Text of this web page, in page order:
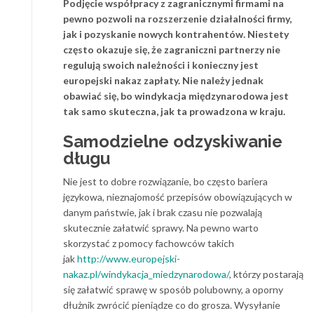
Podjęcie współpracy z zagranicznymi firmami na
pewno pozwoli na rozszerzenie działalności firmy,
jak i pozyskanie nowych kontrahentów. Niestety
często okazuje się, że zagraniczni partnerzy nie
regulują swoich należności i konieczny jest
europejski nakaz zapłaty. Nie należy jednak
obawiać się, bo windykacja międzynarodowa jest
tak samo skuteczna, jak ta prowadzona w kraju.
Samodzielne odzyskiwanie
długu
Nie jest to dobre rozwiązanie, bo często bariera
językowa, nieznajomość przepisów obowiązujących w
danym państwie, jak i brak czasu nie pozwalają
skutecznie załatwić sprawy. Na pewno warto
skorzystać z pomocy fachowców takich
jakhttp://www.europejski-
nakaz.pl/windykacja_miedzynarodowa/, którzy postarają
się załatwić sprawę w sposób polubowny, a oporny
dłużnik zwrócić pieniądze co do grosza. Wysyłanie